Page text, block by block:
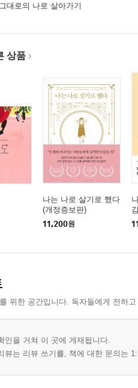
대로의 나로 살아가기
상품
나는 나로 살기로 했다
(개정증보판)
11,200원
위한 공간입니다. 독자들에게 전하
인을 거쳐 이 곳에 게재됩니다.
뷰는 리뷰 쓰기를, 책에 대한 문의는